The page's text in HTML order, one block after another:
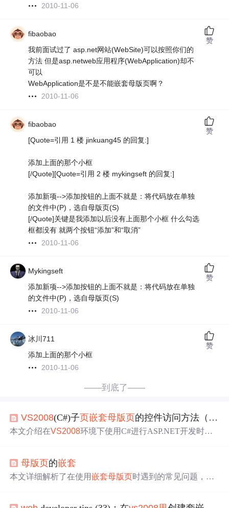
2010-11-06
fibaobao
我前面试过了 asp.net网站(WebSite)可以按照你们的
方法 但是asp.netweb应用程序(WebApplication)却不
可以
WebApplication是不是不能嵌套母版页啊？
2010-11-06
赞
fibaobao
[Quote=引用 1 楼 jinkuang45 的回复:]
添加上面的那个小框
[/Quote][Quote=引用 2 楼 mykingseft 的回复:]
添加新项-->添加按钮的上面不就是：将代码放在单独
的文件中(P)，选自母版页(S)
[/Quote]关键是我添加以后没有上面那个小框 什么勾选
框都没有 就两个按钮“添加”和“取消”
2010-11-06
赞
Mykingseft
添加新项-->添加按钮的上面不就是：将代码放在单独
的文件中(P)，选自母版页(S)
2010-11-06
赞
冰川711
添加上面的那个小框
2010-11-06
赞
——到底了——
VS2008(C#)子页嵌套母版页的控件访问方法（一）
本文介绍在VS2008环境下使用C#进行ASP.NET开发时，
母版页的嵌套
本文详细解析了在使用嵌套母版页时遇到的常见问题，特